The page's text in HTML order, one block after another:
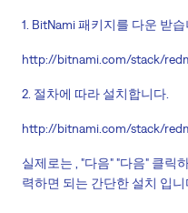
1. BitNami 패키지를 다운 받습
http://bitnami.com/stack/
2. 절차에 따라 설치합니다.
http://bitnami.com/stack/
실제로는 , "다음" "다음" 클릭
력하면 되는 간단한 설치 입니